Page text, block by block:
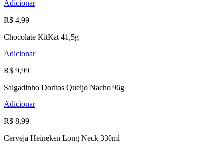
Adicionar
R$ 4,99
Chocolate KitKat 41,5g
Adicionar
R$ 9,99
Salgadinho Doritos Queijo Nacho 96g
Adicionar
R$ 8,99
Cerveja Heineken Long Neck 330ml